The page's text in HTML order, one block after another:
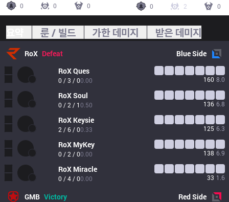
0
0 0
0
2 0
룬 / 빌드 가한 데미지 받은 데미지
RoX Defeat BlueSide
RoXQues
0 / 3 / 00.00 160 8.0
RoXSoul
0 / 2 / 10.50 136 6.8
RoX Keysie
2 / 6 / 00.33 125 6.3
RoX MyKey
0 / 2 / 00.00 138 6.9
RoX Miracle
0 / 4 / 00.00 33 1.6
GMB Victory RedSide